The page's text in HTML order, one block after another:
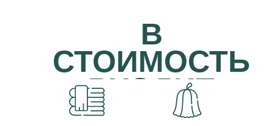
В
СТОИМОСТЬ
ВХОДИТ